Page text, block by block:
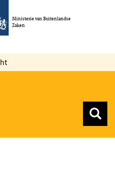
Ministerie van Buitenlandse
Zaken